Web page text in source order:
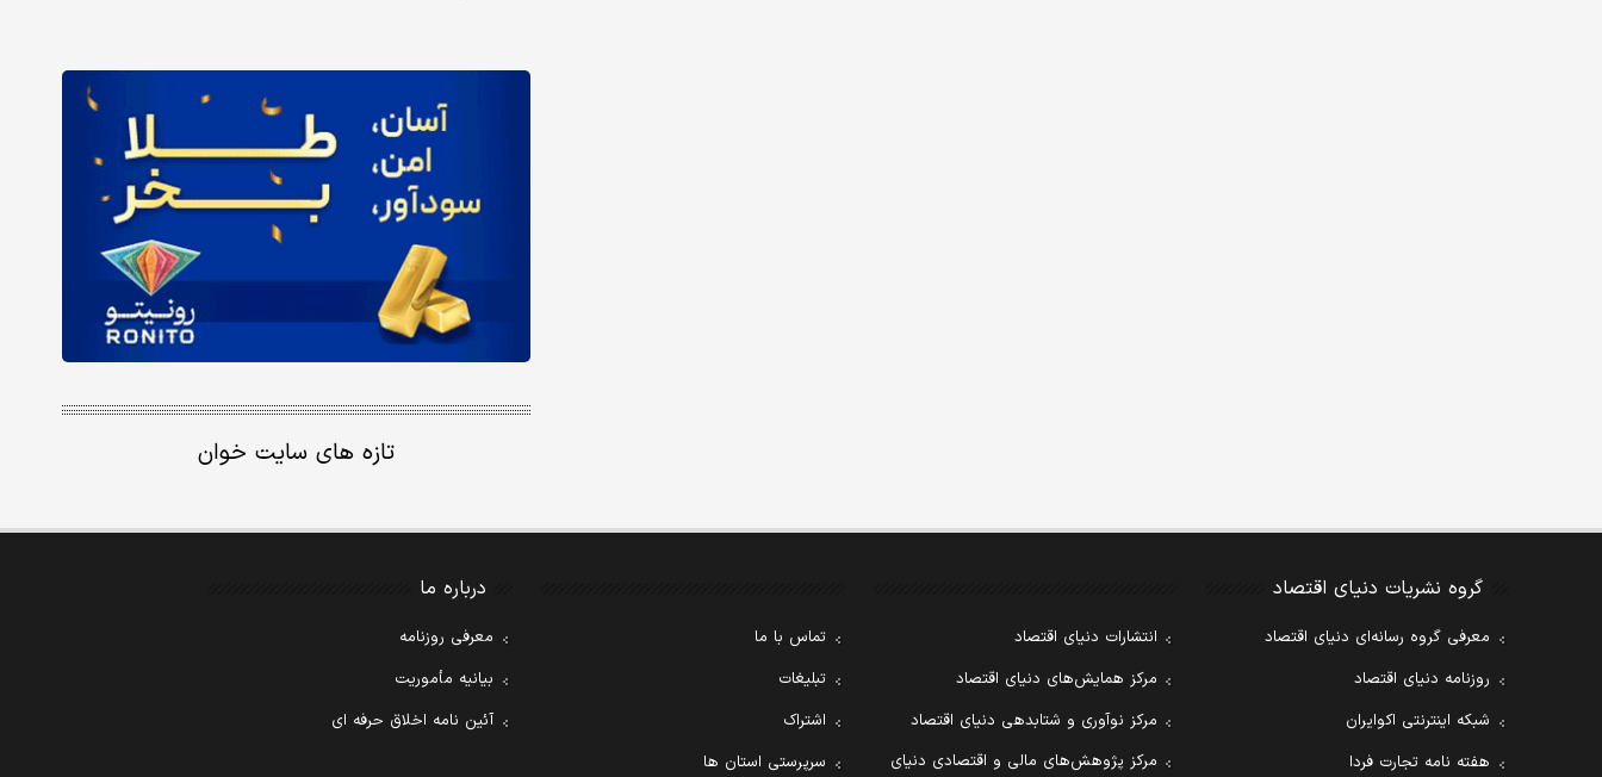
تازه های سایت خوان
گروه نشریات دنیای اقتصاد
معرفی گروه رسانه‌ای دنیای اقتصاد
روزنامه دنیای اقتصاد
شبکه اینترنتی اکوایران
هفته نامه تجارت فردا
انتشارات دنیای اقتصاد
مرکز همایش‌های دنیای اقتصاد
مرکز نوآوری و شتابدهی دنیای اقتصاد
مرکز پژوهش‌های مالی و اقتصادی دنیای
تماس با ما
تبلیغات
اشتراک
سرپرستی استان ها
درباره ما
معرفی روزنامه
بیانیه مأموریت
آئین نامه اخلاق حرفه ای